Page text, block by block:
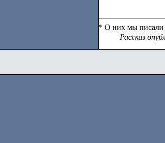
* О них мы писали
Рассказ